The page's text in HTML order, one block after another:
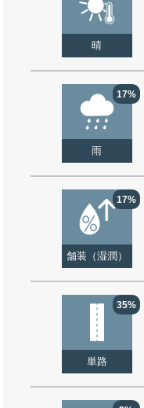
晴
17%
雨
17%
舗装（湿潤）
35%
単路